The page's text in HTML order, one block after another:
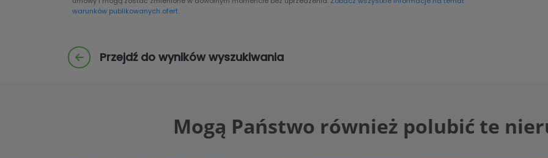
warunków publikowanych ofert.
Przejdź do wyników wyszukiwania
Mogą Państwo również polubić te